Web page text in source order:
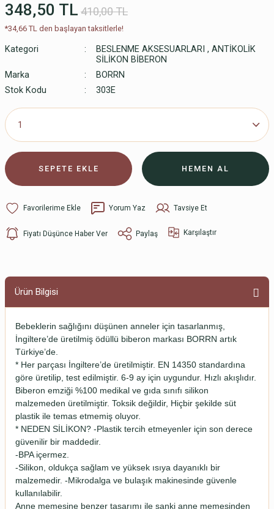
348,50 TL 410,00 TL
*34,66 TL den başlayan taksitlerle!
Kategori BESLENME AKSESUARLARI , ANTİKOLİK
SİLİKON BİBERON
Marka
BORRN
Stok Kodu
303E
SEPETE EKLE HEMEN AL
Yorum Yaz Tavsiye Et
Fiyatı Düşünce Haber Ver Paylaş Karşılaştır
Ürün Bilgisi
Bebeklerin sağlığını düşünen anneler için tasarlanmış,
İngiltere’de üretilmiş ödüllü biberon markası BORRN artık
Türkiye’de.
* Her parçası İngiltere’de üretilmiştir. EN 14350 standardına
göre üretilip, test edilmiştir. 6-9 ay için uygundur. Hızlı akışlıdır.
Biberon emziği %100 medikal ve gıda sınıfı silikon
malzemeden üretilmiştir. Toksik değildir, Hiçbir şekilde süt
plastik ile temas etmemiş oluyor.
* NEDEN SİLİKON? -Plastik tercih etmeyenler için son derece
güvenilir bir maddedir.
-BPA içermez.
-Silikon, oldukça sağlam ve yüksek ısıya dayanıklı bir
malzemedir. -Mikrodalga ve bulaşık makinesinde güvenle
kullanılabilir.
Anne memesine benzer tasarımı ile sanki anne memesinden